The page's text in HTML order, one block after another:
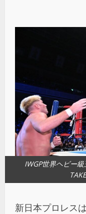
IWGP世界ヘビー
新日本プロレス